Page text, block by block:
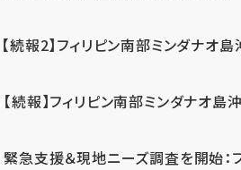
【続報2】フィリピン南部ミンダナオ
【続報】フィリピン南部ミンダナオ
緊急支援＆現地ニーズ調査を開始：